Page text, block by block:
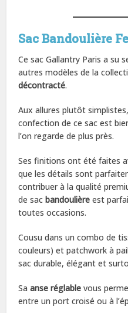
Sac Bandoulière
Ce sac Gallantry Paris a su
autres modèles de la
décontracté.
Aux allures plutôt
confection de ce sac est
l’on regarde de plus près.
Ses finitions ont été faites
que les détails sont
contribuer à la qualité
de sacbandoulière est
toutes occasions.
Cousu dans un combo de
couleurs) et patchwork à
sac durable, élégant et
Saanse réglable vous
entre un port croisé ou à